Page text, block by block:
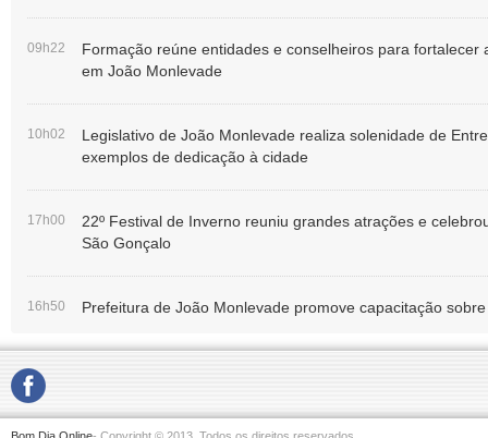
09h22
Formação reúne entidades e conselheiros para fortalecer
em João Monlevade
10h02
Legislativo de João Monlevade realiza solenidade de
exemplos de dedicação à cidade
17h00
22º Festival de Inverno reuniu grandes atrações e
São Gonçalo
16h50 Prefeitura de João Monlevade promove capacitação